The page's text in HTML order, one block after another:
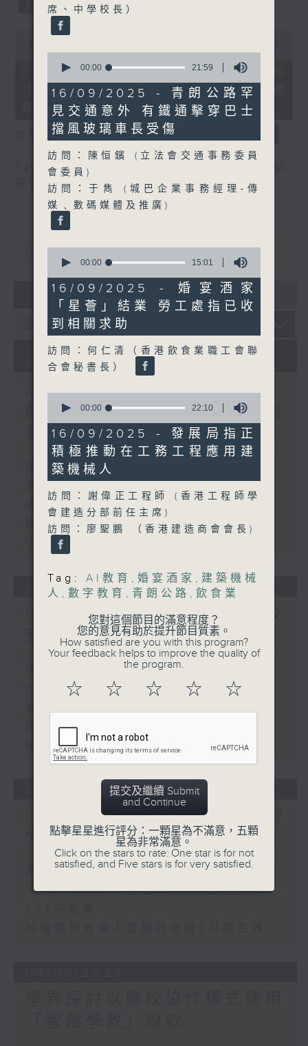
seconds
07/08/2026 - 服務業總工會公布
《預防工作時中暑指引》執行情況調
查結果
訪問：郭偉强（工聯會職安健協會顧問）
中暑 ,
,自助圖書站 , 預防工作時中暑指引
重溫 CATCHUP
07 - 08 2026
07/08/2026
流動圖書館使用人數參差 申
訴專員主動調查康文署三項圖
書館服務
足本 Full (HKT 17:00 - 18:00)
流動圖書館使用人數參差 申訴專員主動
調查康文署三項圖書館服務
服務業總工會公布《預防工作時中暑指
引》執行情況調查結果
06/08/2026
5歲男童被虐致死 母親誤殺及
殘酷對待兒童罪成判囚22年
足本 Full (HKT 17:00 - 18:00)
5歲男童被虐致死 母親誤殺及殘酷對待
議員關注教科書價格升幅對基層影響 提
優化學校書簿津貼計劃等建議
05/08/2026
「Fun Coffee」投資騙案 警
方接獲225宗報案
足本 Full (HKT 17:00 - 18:00)
「Fun Coffee」投資騙案 警方接獲
席、中學校長）
seconds
21
minutes,
59
seconds
00:00 21:59
16/09/2025 - 青朗公路罕
見交通意外 有鐵通擊穿巴士
擋風玻璃車長受傷
訪問：陳恒鑌 (立法會交通事務委員
會委員)
訪問：于雋 (城巴企業事務經理-傳
媒﹑數碼媒體及推廣)
seconds
15
minutes,
second
00:00 15:01
16/09/2025 - 婚宴酒家
「星薈」結業 勞工處指已收
到相關求助
訪問：何仁清（香港飲食業職工會聯
合會秘書長）
seconds
22
minutes,
10
seconds
00:00 22:10
16/09/2025 - 發展局指正
積極推動在工務工程應用建
築機械人
訪問：謝偉正工程師 (香港工程師學
會建造分部前任主席)
訪問：廖聖鵬 （香港建造商會會長)
Tag: AI教育 , 婚宴酒家 , 建築機械
人 , 數字教育 , 青朗公路 , 飲食業
您對這個節目的滿意程度？
您的意見有助於提升節目質素。
How satisfied are you with this program?
Your feedback helps to improve the quality of
the program.
☆ ☆ ☆ ☆ ☆
提交及繼續 Submit
and Continue
點擊星星進行評分：一顆星為不滿意，五顆
星為非常滿意。
Click on the stars to rate: One star is for not
satisfied, and Five stars is for very satisfied.